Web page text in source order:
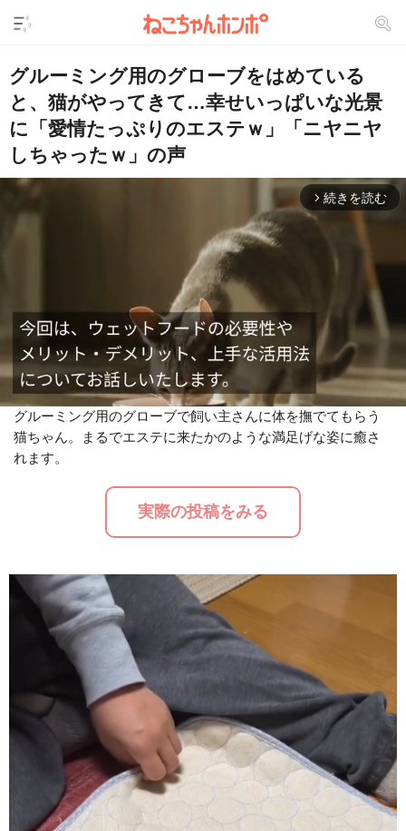
グルーミング用のグローブをはめている
と、猫がやってきて…幸せいっぱいな光景
に「愛情たっぷりのエステｗ」「ニヤニヤ
しちゃったｗ」の声
arrow_forward_ios 続きを読む
グルーミング用のグローブで飼い主さんに体を撫でてもらう
猫ちゃん。まるでエステに来たかのような満足げな姿に癒さ
れます。
実際の投稿をみる